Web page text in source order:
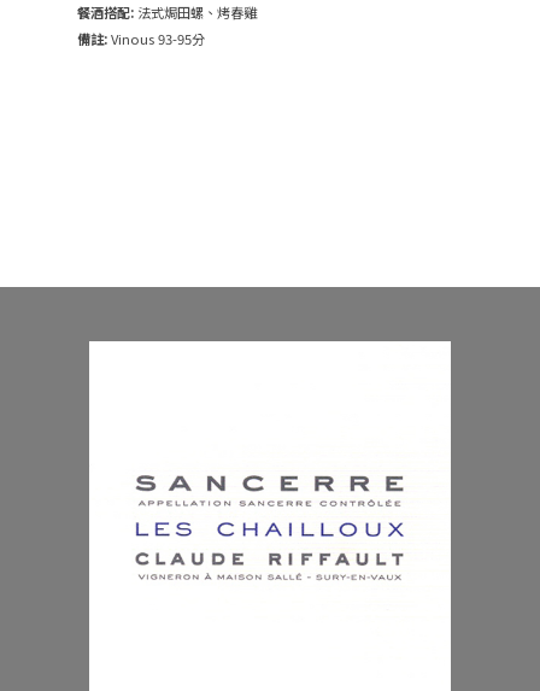
餐酒搭配: 法式焗田螺、烤春雞
備註:Vinous 93-95分